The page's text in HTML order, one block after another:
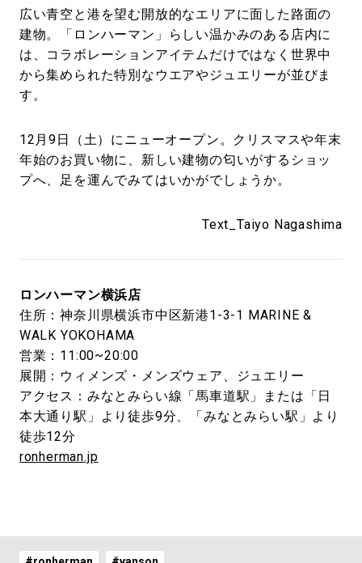
広い青空と港を望む開放的なエリアに面した路面の
建物。「ロンハーマン」らしい温かみのある店内に
は、コラボレーションアイテムだけではなく世界中
から集められた特別なウエアやジュエリーが並びま
す。
12月9日（土）にニューオープン。クリスマスや年末
年始のお買い物に、新しい建物の匂いがするショッ
プへ、足を運んでみてはいかがでしょうか。
Text_Taiyo Nagashima
ロンハーマン横浜店
住所：神奈川県横浜市中区新港1-3-1 MARINE &
WALK YOKOHAMA
営業：11:00~20:00
展開：ウィメンズ・メンズウェア、ジュエリー
アクセス：みなとみらい線「馬車道駅」または「日
本大通り駅」より徒歩9分、「みなとみらい駅」より
徒歩12分
ronherman.jp